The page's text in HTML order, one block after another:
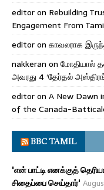
editoron Rebuilding
Engagement From
editoron காவலராக
nakkeran on மோதியால்
அவரது 4 ‘தேர்தல்
editoron A New Dawn
of the Canada-
BBC TAMIL
'என் பாட்டி எனக்குத்
சிதைப்பை செய்தார்'